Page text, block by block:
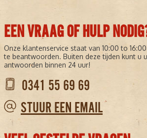
EEN VRAAG OF HULP
Onze klantenservice staat van 10:00 to
te beantwoorden. Buiten deze tijden kunt u
antwoorden binnen 24 uur!
0341 55 69 69
STUUR EEN EMAIL